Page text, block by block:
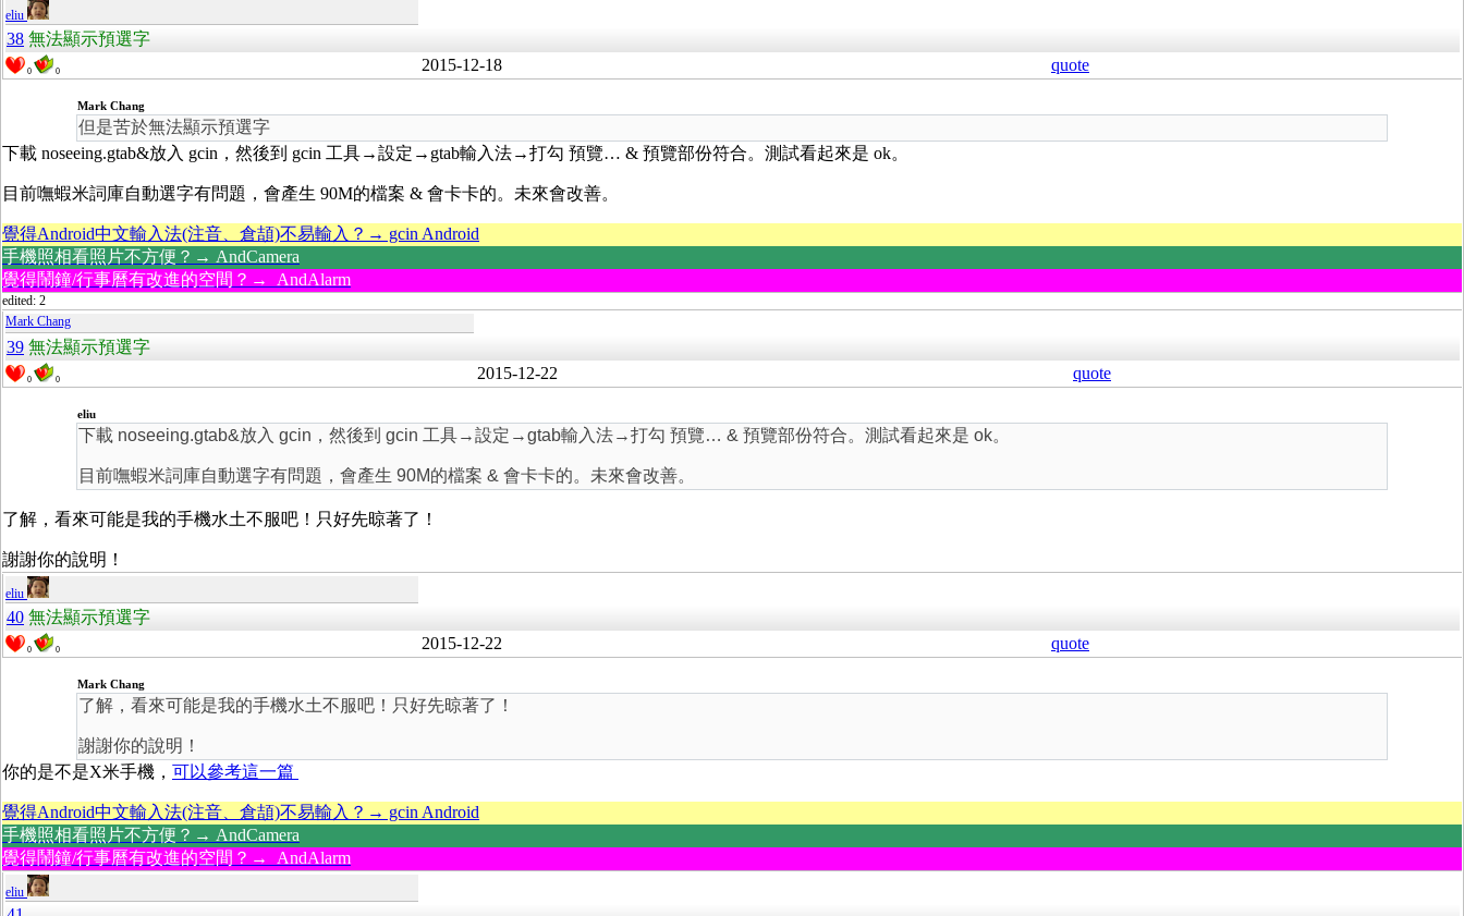
eliu
38 無法顯示預選字
0 0 2015-12-18 quote
Mark Chang
但是苦於無法顯示預選字
下載 noseeing.gtab&放入 gcin，然後到 gcin 工具→設定→gtab輸入法→打勾 預覽… & 預覽部份符合。測試看起來是 ok。
目前嘸蝦米詞庫自動選字有問題，會產生 90M的檔案 & 會卡卡的。未來會改善。
覺得Android中文輸入法(注音、倉頡)不易輸入？→ gcin Android
手機照相看照片不方便？→ AndCamera
覺得鬧鐘/行事曆有改進的空間？→ AndAlarm
edited: 2
Mark Chang
39 無法顯示預選字
0 0 2015-12-22 quote
eliu
下載 noseeing.gtab&放入 gcin，然後到 gcin 工具→設定→gtab輸入法→打勾 預覽… & 預覽部份符合。測試看起來是 ok。
目前嘸蝦米詞庫自動選字有問題，會產生 90M的檔案 & 會卡卡的。未來會改善。
了解，看來可能是我的手機水土不服吧！只好先晾著了！
謝謝你的說明！
eliu
40 無法顯示預選字
0 0 2015-12-22 quote
Mark Chang
了解，看來可能是我的手機水土不服吧！只好先晾著了！
謝謝你的說明！
你的是不是X米手機， 可以參考這一篇
覺得Android中文輸入法(注音、倉頡)不易輸入？→ gcin Android
手機照相看照片不方便？→ AndCamera
覺得鬧鐘/行事曆有改進的空間？→ AndAlarm
eliu